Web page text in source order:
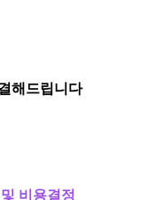
해드립니다
비용결정